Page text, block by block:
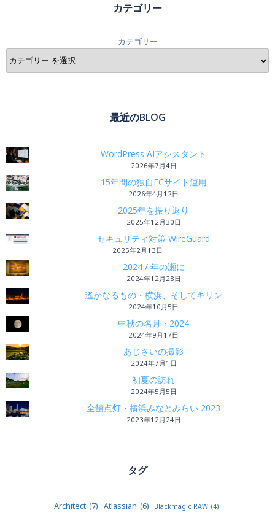
カテゴリー
カテゴリー
最近のBLOG
WordPress AIアシスタント
2026年7月4日
15年間の独自ECサイト運用
2026年4月12日
2025年を振り返り
2025年12月30日
セキュリティ対策 WireGuard
2025年2月13日
2024 / 年の瀬に
2024年12月28日
遙かなるもの・横浜、そしてキリン
2024年10月5日
中秋の名月・2024
2024年9月17日
あじさいの撮影
2024年7月1日
初夏の訪れ
2024年5月5日
全館点灯・横浜みなとみらい 2023
2023年12月24日
タグ
Architect (7) Atlassian (6) Blackmagic RAW (4)